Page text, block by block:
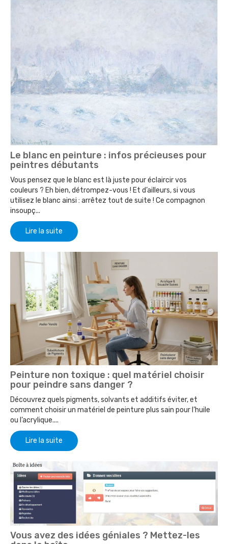
Le blanc en peinture : infos précieuses pour
peintres débutants
Vous pensez que le blanc est là juste pour éclaircir vos
couleurs ? Eh bien, détrompez-vous ! Et d’ailleurs, si vous
utilisez le blanc ainsi : arrêtez tout de suite ! Ce compagnon
insoupç...
Lire la suite
Peinture non toxique : quel matériel choisir
pour peindre sans danger ?
Découvrez quels pigments, solvants et additifs éviter, et
comment choisir un matériel de peinture plus sain pour l’huile
ou l’acrylique....
Lire la suite
Vous avez des idées géniales ? Mettez-les